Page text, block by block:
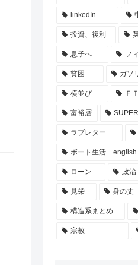
linkedIn
投資、複利
息子へ フ
貧困 ガソ
横並び Ｆ
富裕層
ラブレター
ボート生活 english
ローン 政治
見栄 身の丈
構造系まとめ
宗教